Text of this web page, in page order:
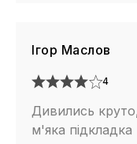
Ігор Маслов
4
Дивились
м'яка підкладка